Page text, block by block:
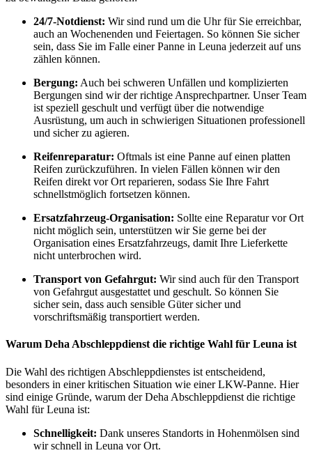
24/7-Notdienst: Wir sind rund um die Uhr für Sie erreichbar,
auch an Wochenenden und Feiertagen. So können Sie sicher
sein, dass Sie im Falle einer Panne in Leuna jederzeit auf uns
zählen können.
Bergung: Auch bei schweren Unfällen und komplizierten
Bergungen sind wir der richtige Ansprechpartner. Unser Team
ist speziell geschult und verfügt über die notwendige
Ausrüstung, um auch in schwierigen Situationen professionell
und sicher zu agieren.
Reifenreparatur: Oftmals ist eine Panne auf einen platten
Reifen zurückzuführen. In vielen Fällen können wir den
Reifen direkt vor Ort reparieren, sodass Sie Ihre Fahrt
schnellstmöglich fortsetzen können.
Ersatzfahrzeug-Organisation: Sollte eine Reparatur vor Ort
nicht möglich sein, unterstützen wir Sie gerne bei der
Organisation eines Ersatzfahrzeugs, damit Ihre Lieferkette
nicht unterbrochen wird.
Transport von Gefahrgut: Wir sind auch für den Transport
von Gefahrgut ausgestattet und geschult. So können Sie
sicher sein, dass auch sensible Güter sicher und
vorschriftsmäßig transportiert werden.
Warum Deha Abschleppdienst die richtige Wahl für Leuna ist
Die Wahl des richtigen Abschleppdienstes ist entscheidend,
besonders in einer kritischen Situation wie einer LKW-Panne. Hier
sind einige Gründe, warum der Deha Abschleppdienst die richtige
Wahl für Leuna ist:
Schnelligkeit: Dank unseres Standorts in Hohenmölsen sind
wir schnell in Leuna vor Ort.